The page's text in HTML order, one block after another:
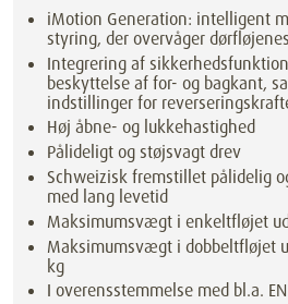
iMotion Generation: intelligent
styring, der overvåger
Integrering af
beskyttelse af for- og bagkant,
indstillinger for
Høj åbne- og lukkehastighed
Pålideligt og støjsvagt drev
Schweizisk fremstillet pålidelig
med lang levetid
Maksimumsvægt i enkeltfløjet
Maksimumsvægt i dobbeltfløjet
kg
I overensstemmelse med bl.a.